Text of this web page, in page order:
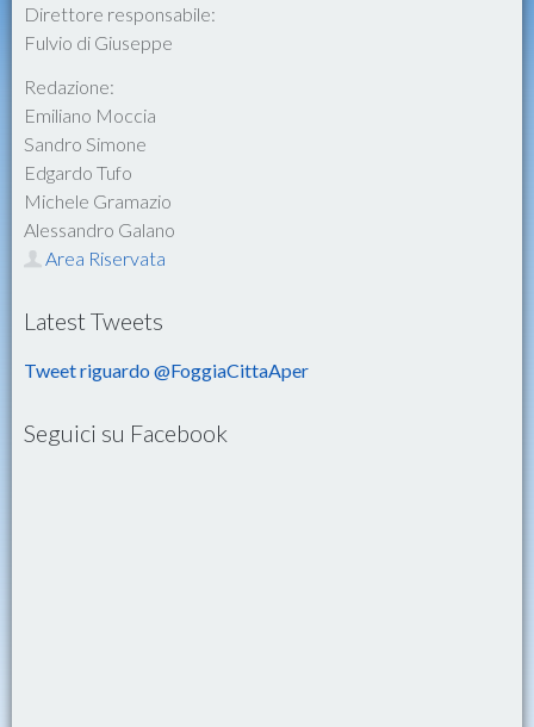
Direttore responsabile:
Fulvio di Giuseppe
Redazione:
Emiliano Moccia
Sandro Simone
Edgardo Tufo
Michele Gramazio
Alessandro Galano
Area Riservata
Latest Tweets
Tweet riguardo @FoggiaCittaAper
Seguici su Facebook